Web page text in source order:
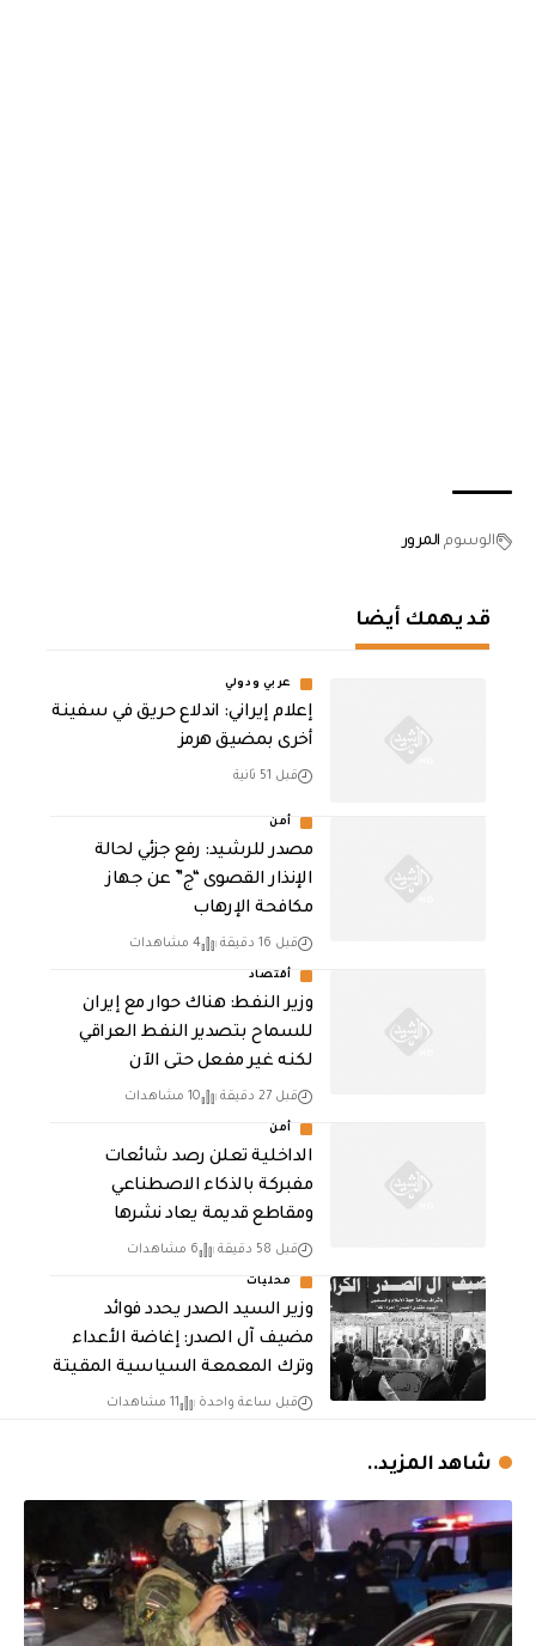
الوسوم المرور
قد يهمك أيضا
عربي ودولي
إعلام إيراني: اندلاع حريق في سفينة
أخرى بمضيق هرمز
قبل 51 ثانية
أمن
مصدر للرشيد: رفع جزئي لحالة
الإنذار القصوى “ج” عن جهاز
مكافحة الإرهاب
قبل 16 دقيقة 4 مشاهدات
أقتصاد
وزير النفط: هناك حوار مع إيران
للسماح بتصدير النفط العراقي
لكنه غير مفعل حتى الآن
قبل 27 دقيقة 10 مشاهدات
أمن
الداخلية تعلن رصد شائعات
مفبركة بالذكاء الاصطناعي
ومقاطع قديمة يعاد نشرها
قبل 58 دقيقة 6 مشاهدات
محليات
وزير السيد الصدر يحدد فوائد
مضيف آل الصدر: إغاضة الأعداء
وترك المعمعة السياسية المقيتة
قبل ساعة واحدة 11 مشاهدات
شاهد المزيد..